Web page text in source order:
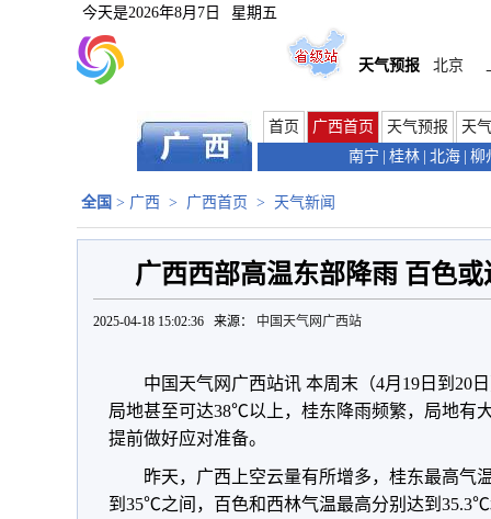
今天是2026年8月7日 星期五
天气预报 北京
首页 广西首页 天气预报
天
南宁
桂林 北海 柳
全国 > 广西 > 广西首页 > 天气新闻
广西西部高温东部降雨 百色
2025-04-18 15:02:36 来源： 中国天气网广西站
中国天气网广西站讯 本周末（4月19日到20
局地甚至可达38℃以上，桂东降雨频繁，局地有
提前做好应对准备。
昨天，广西上空云量有所增多，桂东最高气
到35℃之间，百色和西林气温最高分别达到